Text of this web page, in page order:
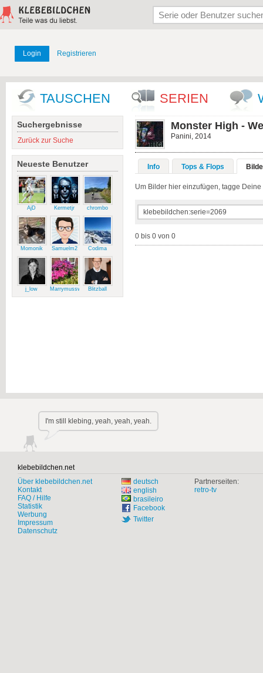
Login Registrieren
TAUSCHEN SERIEN
Suchergebnisse
Zurück zur Suche
Neueste Benutzer
AjD Kermetjr chrombo
Momonik Samuelm2 Codima
j_low Marrymussweg Blitzball
Monster High -
Panini, 2014
Info Tops & Flops
Um Bilder hier einzufügen, tagge Deine
0 bis 0 von 0
I'm still klebing, yeah, yeah, yeah.
klebebildchen.net
Über klebebildchen.net
Kontakt
FAQ / Hilfe
Statistik
Werbung
Impressum
Datenschutz
deutsch
english
brasileiro
Facebook
Twitter
Partnerseiten:
retro-tv